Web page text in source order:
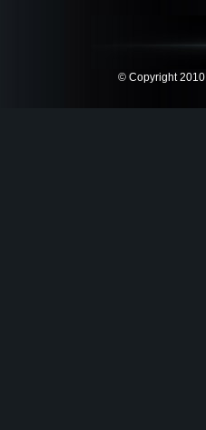
© Copyright 2010